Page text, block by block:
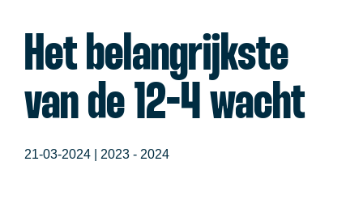
Het belangrijkste
van de 12-4 wacht
21-03-2024 | 2023 - 2024